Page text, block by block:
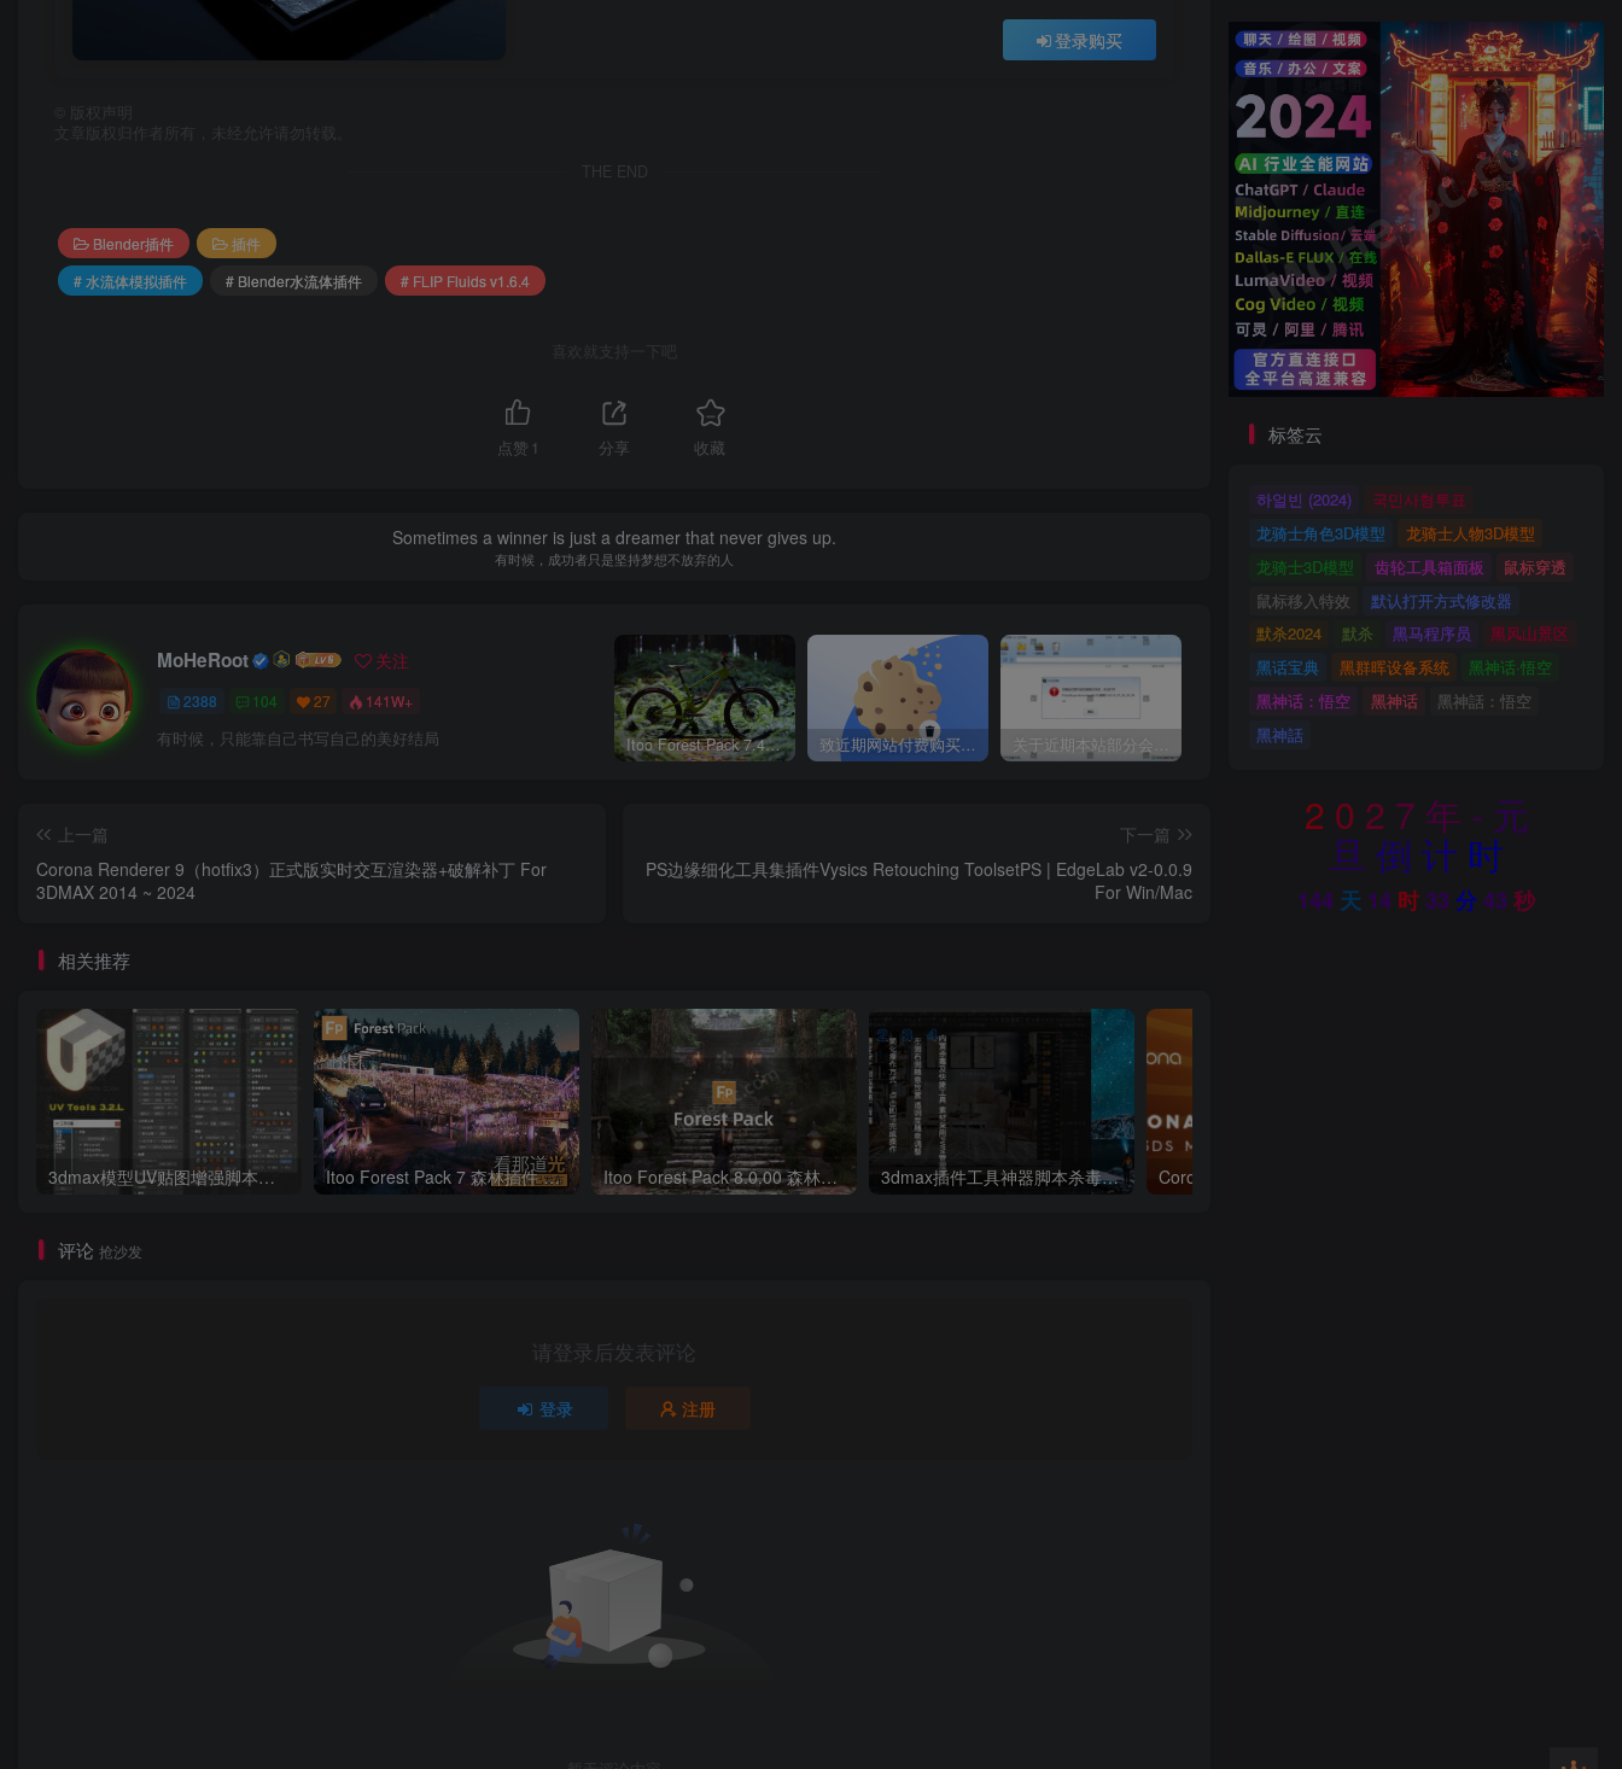
登录购买
版权声明
文章版权归作者所有，未经允许请勿转载。
THE END
Blender插件
插件
# 水流体模拟插件
# Blender水流体插件 # FLIP Fluids v1.6.4
喜欢就支持一下吧
点赞 1 分享 收藏
Sometimes a winner is just a dreamer that never gives up.
有时候，成功者只是坚持梦想不放弃的人
MoHeRoot 关注
2388 104 27 141W+
有时候，只能靠自己书写自己的美好结局 Itoo Forest Pack 7.4.20 森林插件 For 3DSMAX 2014 ~ 2023 汉化永久版 致近期网站付费购买资源及会员用户后，网页显示依然没有购买解决方法！ 关于近期本站部分会员反馈解压文件解压到一半失败出错的说明
上一篇
Corona Renderer 9（hotfix3）正式版实时交互渲染器+破解补丁 For
3DMAX 2014 ~ 2024
下一篇
PS边缘细化工具集插件Vysics Retouching ToolsetPS | EdgeLab v2-0.0.9
For Win/Mac
相关推荐
3dmax模型UV贴图增强脚本插件工具UVTools 3.2L 汉化破解版 For 3dmax2014~2023 Itoo Forest Pack 7 森林插件 For 3DSMAX 2014 ~ 2022 官方免费版 Itoo Forest Pack 8.0.00 森林植物散布插件 For 3DSMAX 2014 ~ 2024 汉化永久版 3dmax插件工具神器脚本杀毒软件3dmax一键工具脚本插件渲染工具箱自动杀毒防御
评论 抢沙发
请登录后发表评论
登录 注册
标签云
하얼빈 (2024)
국민사형투표
龙骑士角色3D模型
龙骑士人物3D模型
龙骑士3D模型
齿轮工具箱面板
鼠标穿透
鼠标移入特效
默认打开方式修改器
默杀2024
默杀 黑马程序员
黑风山景区
黑话宝典
黑群晖设备系统
黑神话·悟空
黑神话：悟空
黑神话
黑神話：悟空
黑神話
2 0 2 7 年 - 元
旦 倒 计 时
144 天 14 时 33 分41 秒